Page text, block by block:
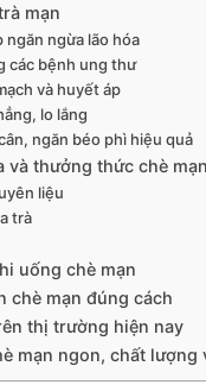
mạn
ngăn ngừa lão hóa
các bệnh ung thư
và huyết áp
lo lắng
ngăn béo phì hiệu quả
và thưởng thức chè
liệu
trà
uống chè mạn
chè mạn đúng cách
thị trường hiện nay
mạn ngon, chất lượng